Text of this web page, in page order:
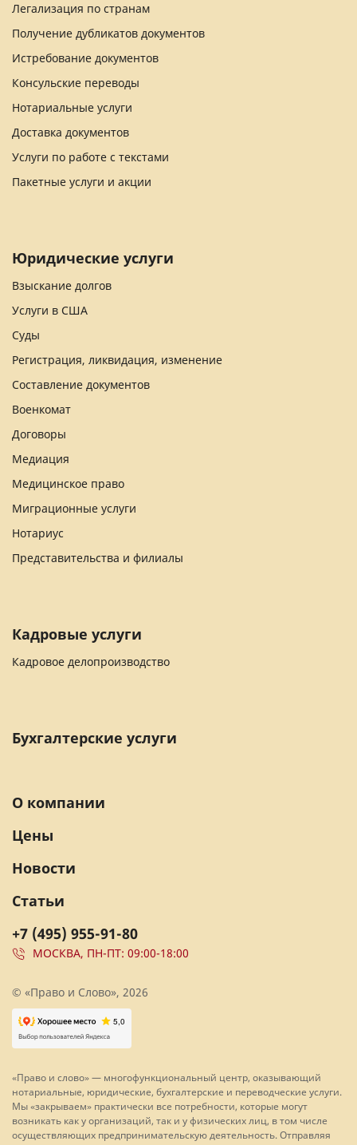
Легализация по странам
Получение дубликатов документов
Истребование документов
Консульские переводы
Нотариальные услуги
Доставка документов
Услуги по работе с текстами
Пакетные услуги и акции
Юридические услуги
Взыскание долгов
Услуги в США
Суды
Регистрация, ликвидация, изменение
Составление документов
Военкомат
Договоры
Медиация
Медицинское право
Миграционные услуги
Нотариус
Представительства и филиалы
Кадровые услуги
Кадровое делопроизводство
Бухгалтерские услуги
+7 (495) 955-91-80
МОСКВА, ПН-ПТ: 09:00-18:00
О компании
Цены
Новости
Статьи
© «Право и Слово», 2026
«Право и слово» — многофункциональный центр, оказывающий
нотариальные, юридические, бухгалтерские и переводческие услуги.
Мы «закрываем» практически все потребности, которые могут
возникать как у организаций, так и у физических лиц, в том числе
осуществляющих предпринимательскую деятельность. Отправляя